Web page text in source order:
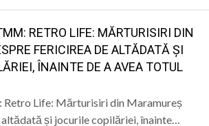
RETRO LIFE: MĂRTURISIRI DIN
FERICIREA DE ALTĂDATĂ ȘI
ÎNAINTE DE A AVEA TOTUL
Life: Mărturisiri din Maramureș
și jocurile copilăriei, înainte…